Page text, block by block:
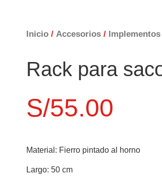
Inicio / Accesorios /
Rack para
S/55.00
Material: Fierro pintado al horno
Largo: 50 cm